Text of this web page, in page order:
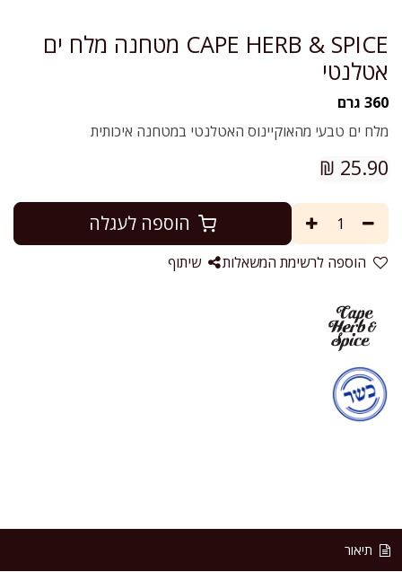
CAPE HERB & SPICE מטחנה מלח ים
אטלנטי
360 גרם
מלח ים טבעי מהאוקיינוס האטלנטי במטחנה איכותית
25.90
₪
הוספה לעגלה
הוספה לרשימת המשאלות שיתוף
תיאור